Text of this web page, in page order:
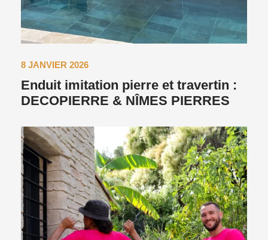
8 JANVIER 2026
Enduit imitation pierre et travertin :
DECOPIERRE & NÎMES PIERRES